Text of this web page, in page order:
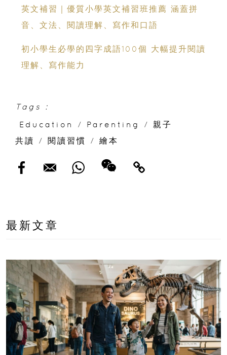
英文補習｜優質小學英文補習班推薦 涵蓋拼
音、文法、閱讀理解、寫作和口語
初小學生必學的四字成語100個 大幅提升閱讀
理解、寫作能力
Tags :
Education
/ Parenting /
親子
共讀
/ 閱讀習慣 / 繪本
最新文章